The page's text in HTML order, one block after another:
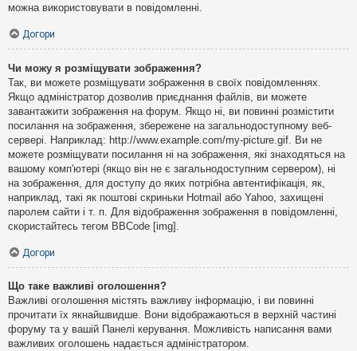
можна використовувати в повідомленні.
Догори
Чи можу я розміщувати зображення?
Так, ви можете розміщувати зображення в своїх повідомленнях.
Якщо адміністратор дозволив приєднання файлів, ви можете
завантажити зображення на форум. Якщо ні, ви повинні розмістити
посилання на зображення, збережене на загальнодоступному веб-
сервері. Наприклад: http://www.example.com/my-picture.gif. Ви не
можете розміщувати посилання ні на зображення, які знаходяться на
вашому комп'ютері (якщо він не є загальнодоступним сервером), ні
на зображення, для доступу до яких потрібна автентифікація, як,
наприклад, такі як поштові скриньки Hotmail або Yahoo, захищені
паролем сайти і т. п. Для відображення зображення в повідомленні,
скористайтесь тегом BBCode [img].
Догори
Що таке важливі оголошення?
Важливі оголошення містять важливу інформацію, і ви повинні
прочитати їх якнайшвидше. Вони відображаються в верхній частині
форуму та у вашій Панелі керування. Можливість написання вами
важливих оголошень надається адміністратором.